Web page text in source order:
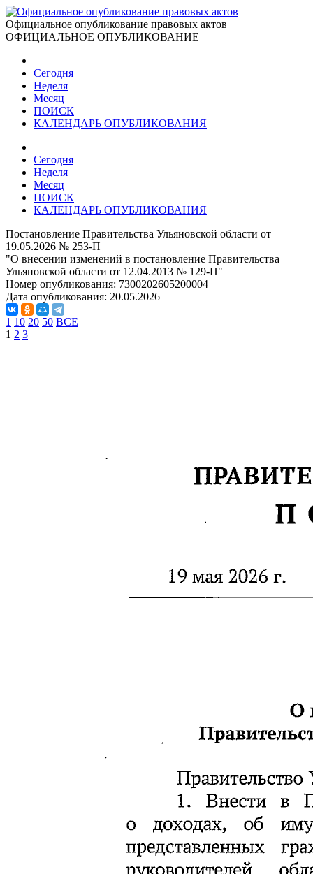
Официальное опубликование правовых актов
ОФИЦИАЛЬНОЕ ОПУБЛИКОВАНИЕ
Сегодня
Неделя
Месяц
ПОИСК
КАЛЕНДАРЬ ОПУБЛИКОВАНИЯ
Сегодня
Неделя
Месяц
ПОИСК
КАЛЕНДАРЬ ОПУБЛИКОВАНИЯ
Постановление Правительства Ульяновской области от
19.05.2026 № 253-П
"О внесении изменений в постановление Правительства
Ульяновской области от 12.04.2013 № 129-П"
Номер опубликования: 7300202605200004
Дата опубликования: 20.05.2026
1 10 20 50 ВСЕ
1 2 3